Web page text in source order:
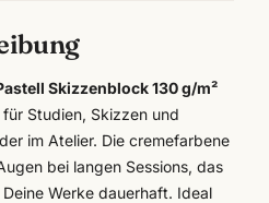
Skizzenblock 130 g/m²
Studien, Skizzen und
im Atelier. Die cremefarbene
bei langen Sessions, das
Werke dauerhaft. Ideal